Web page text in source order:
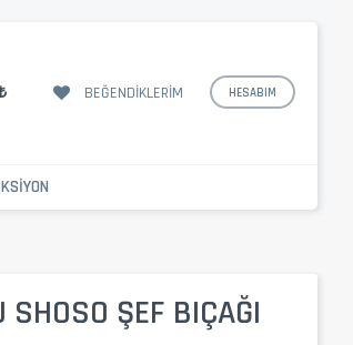
BEĞENDIKLERIM HESABIM
ŞEF BIÇAĞI